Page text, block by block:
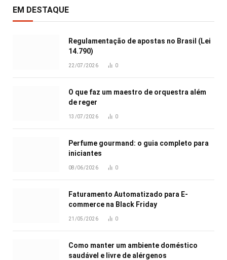
EM DESTAQUE
Regulamentação de apostas no Brasil (Lei
14.790)
22/07/2026 0
O que faz um maestro de orquestra além
de reger
13/07/2026 0
Perfume gourmand: o guia completo para
iniciantes
08/06/2026 0
Faturamento Automatizado para E-
commerce na Black Friday
21/05/2026 0
Como manter um ambiente doméstico
saudável e livre de alérgenos